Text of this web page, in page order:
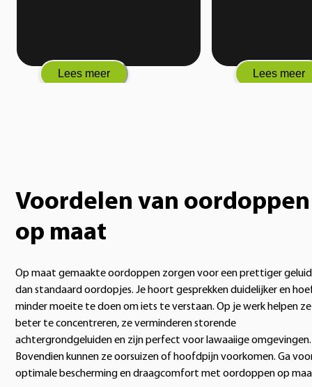
Lees meer Lees meer
Voordelen van oordoppen
op maat
Op maat gemaakte oordoppen zorgen voor een prettiger geluid
dan standaard oordopjes. Je hoort gesprekken duidelijker en
minder moeite te doen om iets te verstaan. Op je werk helpen
beter te concentreren, ze verminderen storende
achtergrondgeluiden en zijn perfect voor lawaaiige omgevingen.
Bovendien kunnen ze oorsuizen of hoofdpijn voorkomen. Ga
optimale bescherming en draagcomfort met oordoppen op